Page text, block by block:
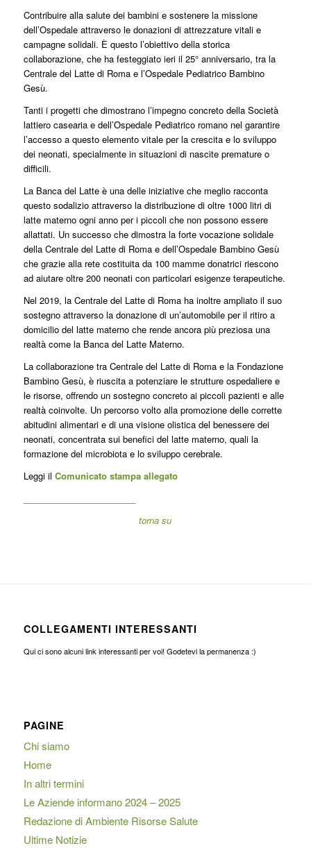
Contribuire alla salute dei bambini e sostenere la missione
dell’Ospedale attraverso le donazioni di attrezzature vitali e
campagne solidali. È questo l’obiettivo della storica
collaborazione, che ha festeggiato ieri il 25° anniversario, tra la
Centrale del Latte di Roma e l’Ospedale Pediatrico Bambino
Gesù.
Tanti i progetti che dimostrano l’impegno concreto della Società
lattiero casearia e dell’Ospedale Pediatrico romano nel garantire
l’accesso a questo elemento vitale per la crescita e lo sviluppo
dei neonati, specialmente in situazioni di nascite premature o
difficili.
La Banca del Latte è una delle iniziative che meglio racconta
questo sodalizio attraverso la distribuzione di oltre 1000 litri di
latte materno ogni anno per i piccoli che non possono essere
allattati. Un successo che dimostra la forte vocazione solidale
della Centrale del Latte di Roma e dell’Ospedale Bambino Gesù
che grazie alla rete costituita da 100 mamme donatrici riescono
ad aiutare oltre 200 neonati con particolari esigenze terapeutiche.
Nel 2019, la Centrale del Latte di Roma ha inoltre ampliato il suo
sostegno attraverso la donazione di un’automobile per il ritiro a
domicilio del latte materno che rende ancora più preziosa una
realtà come la Banca del Latte Materno.
La collaborazione tra Centrale del Latte di Roma e la Fondazione
Bambino Gesù, è riuscita a potenziare le strutture ospedaliere e
le risorse, offrendo un sostegno concreto ai piccoli pazienti e alle
realtà coinvolte. Un percorso volto alla promozione delle corrette
abitudini alimentari e di una visione olistica del benessere dei
neonati, concentrata sui benefici del latte materno, quali la
formazione del microbiota e lo sviluppo cerebrale.
Leggi il Comunicato stampa allegato
torna su
COLLEGAMENTI INTERESSANTI
Qui ci sono alcuni link interessanti per voi! Godetevi la permanenza :)
PAGINE
Chi siamo
Home
In altri termini
Le Aziende informano 2024 – 2025
Redazione di Ambiente Risorse Salute
Ultime Notizie